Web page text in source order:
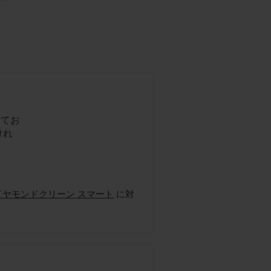
お
れ
モンドクリーン スマート に対